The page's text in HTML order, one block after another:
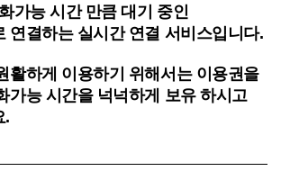
가능 시간 만큼 대기 중인
연결하는 실시간 연결 서비스입니다.
활하게 이용하기 위해서는 이용권을
가능 시간을 넉넉하게 보유 하시고
.